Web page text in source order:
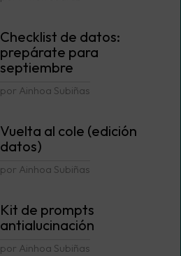
Checklist de datos:
prepárate para
septiembre
por Ainhoa Subiñas
Vuelta al cole (edición
datos)
por Ainhoa Subiñas
Kit de prompts
antialucinación
por Ainhoa Subiñas